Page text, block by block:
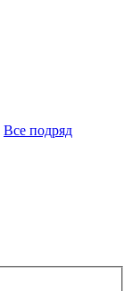
Все подряд